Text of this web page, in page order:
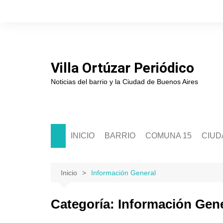
Villa Ortúzar Periódico
Noticias del barrio y la Ciudad de Buenos Aires
INICIO BARRIO
Junta de Estudios Históricos
Escuelas
COMUNA 15
Junta Comunal 15
Inicio Información General
Categoría: Información